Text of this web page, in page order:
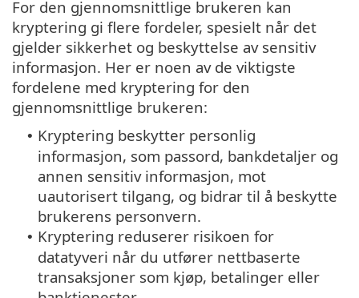
For den gjennomsnittlige brukeren kan
kryptering gi flere fordeler, spesielt når det
gjelder sikkerhet og beskyttelse av sensitiv
informasjon. Her er noen av de viktigste
fordelene med kryptering for den
gjennomsnittlige brukeren:
• Kryptering beskytter personlig
informasjon, som passord, bankdetaljer og
annen sensitiv informasjon, mot
uautorisert tilgang, og bidrar til å beskytte
brukerens personvern.
• Kryptering reduserer risikoen for
datatyveri når du utfører nettbaserte
transaksjoner som kjøp, betalinger eller